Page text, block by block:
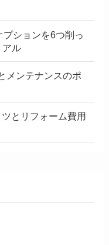
プションを6つ削っ
アル
メンテナンスのポ
とリフォーム費用